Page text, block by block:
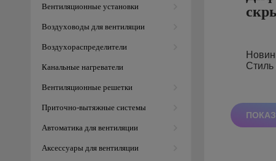
Вентиляционные установки
Воздуховоды для вентиляции
Воздухораспределители
Канальные нагреватели
Вентиляционные решетки
Приточно-вытяжные системы
Автоматика для вентиляции
Аксессуары для вентиляции